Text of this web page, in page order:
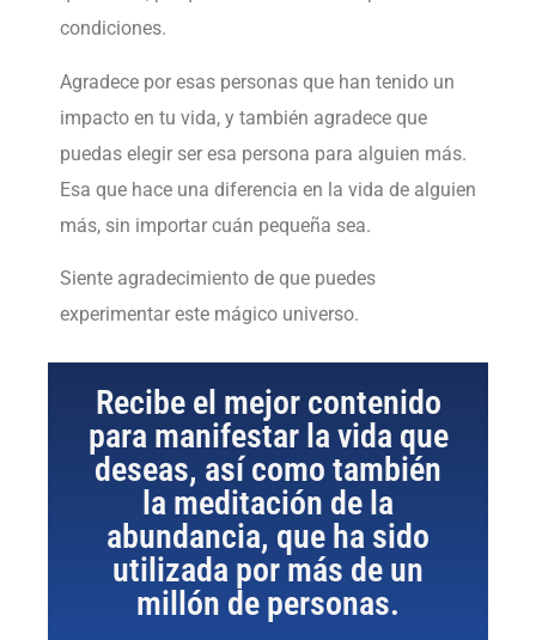
condiciones.
Agradece por esas personas que han tenido un
impacto en tu vida, y también agradece que
puedas elegir ser esa persona para alguien más.
Esa que hace una diferencia en la vida de alguien
más, sin importar cuán pequeña sea.
Siente agradecimiento de que puedes
experimentar este mágico universo.
Recibe el mejor contenido
para manifestar la vida que
deseas, así como también
la meditación de la
abundancia, que ha sido
utilizada por más de un
millón de personas.